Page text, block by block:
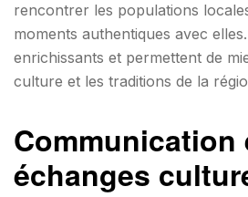
rencontrer les populations
moments authentiques avec
enrichissants et permettent de
culture et les traditions de la
Communication
échanges